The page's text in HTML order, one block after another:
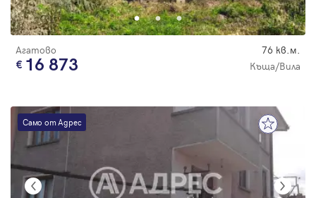
Агатово 76 кв.м.
16 873 Къща/Вила
Само от Адрес